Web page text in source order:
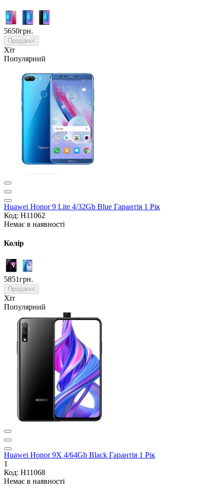
5650грн.
Продано!
Хіт
Популярний
Huawei Honor 9 Lite 4/32Gb Blue Гарантія 1 Рік
Код: H11062
Немає в наявності
Колір
5851грн.
Продано!
Хіт
Популярний
Huawei Honor 9X 4/64Gb Black Гарантія 1 Рік
1
Код: H11068
Немає в наявності